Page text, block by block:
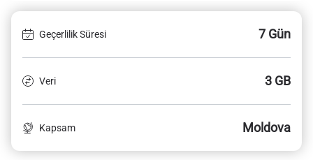
Geçerlilik Süresi 7 Gün
Veri 3 GB
Kapsam Moldova